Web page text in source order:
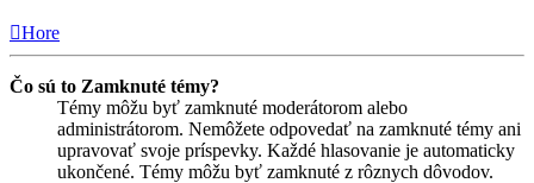
Hore
Čo sú to Zamknuté témy?
Témy môžu byť zamknuté moderátorom alebo
administrátorom. Nemôžete odpovedať na zamknuté témy ani
upravovať svoje príspevky. Každé hlasovanie je automaticky
ukončené. Témy môžu byť zamknuté z rôznych dôvodov.